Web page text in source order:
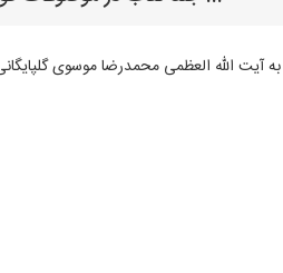
در 71 جلد از آثار مربوط به آیت الله العظمی